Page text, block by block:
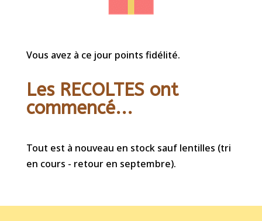
Vous avez à ce jour points fidélité.
Les RECOLTES ont
commencé...
Tout est à nouveau en stock sauf lentilles (tri
en cours - retour en septembre).